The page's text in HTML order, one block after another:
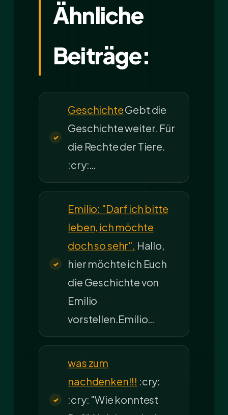
Ähnliche
Beiträge:
GeschichteGebt die
Geschichte weiter. Für
die Rechte der Tiere.
:cry:…
Emilio: "Darf ich bitte
leben, ich möchte
doch so sehr". Hallo,
hier möchte ich Euch
die Geschichte von
Emilio
vorstellen.Emilio…
was zum
nachdenken!!! :cry:
:cry: "Wie konntest